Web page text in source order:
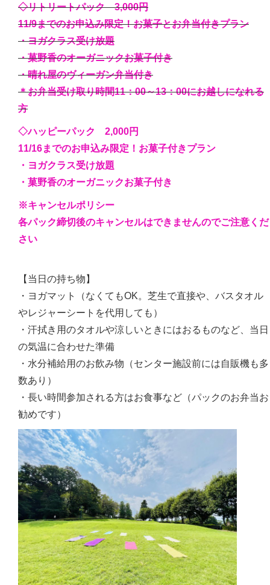
◇リトリートパック 3,000円
11/9までのお申込み限定！お菓子とお弁当付きプラン
・ヨガクラス受け放題
・菓野香のオーガニックお菓子付き
・晴れ屋のヴィーガン弁当付き
＊お弁当受け取り時間11：00～13：00にお越しになれる
方
◇ハッピーパック 2,000円
11/16までのお申込み限定！お菓子付きプラン
・ヨガクラス受け放題
・菓野香のオーガニックお菓子付き
※キャンセルポリシー
各パック締切後のキャンセルはできませんのでご注意くだ
さい
【当日の持ち物】
・ヨガマット（なくてもOK。芝生で直接や、バスタオル
やレジャーシートを代用しても）
・汗拭き用のタオルや涼しいときにはおるものなど、当日
の気温に合わせた準備
・水分補給用のお飲み物（センター施設前には自販機も多
数あり）
・長い時間参加される方はお食事など（パックのお弁当お
勧めです）